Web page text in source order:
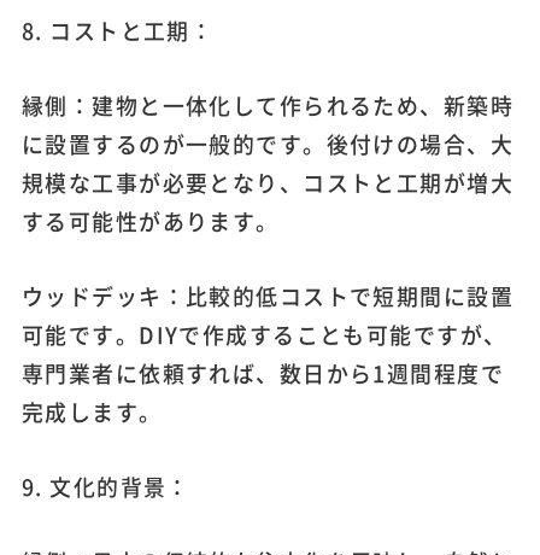
8. コストと工期：
縁側：建物と一体化して作られるため、新築時
に設置するのが一般的です。後付けの場合、大
規模な工事が必要となり、コストと工期が増大
する可能性があります。
ウッドデッキ：比較的低コストで短期間に設置
可能です。DIYで作成することも可能ですが、
専門業者に依頼すれば、数日から1週間程度で
完成します。
9. 文化的背景：